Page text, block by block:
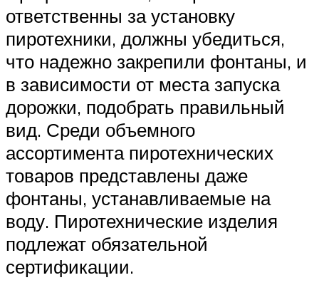
ответственны за установку
пиротехники, должны убедиться,
что надежно закрепили фонтаны, и
в зависимости от места запуска
дорожки, подобрать правильный
вид. Среди объемного
ассортимента пиротехнических
товаров представлены даже
фонтаны, устанавливаемые на
воду. Пиротехнические изделия
подлежат обязательной
сертификации.